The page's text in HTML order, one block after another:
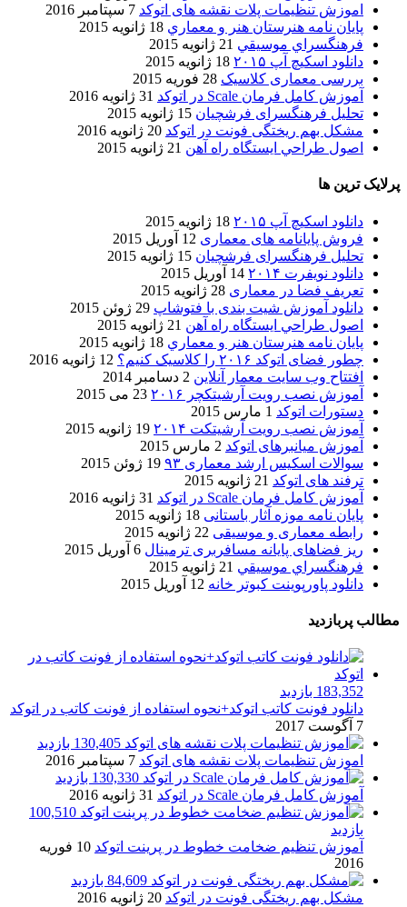
اموزش تنظیمات پلات نقشه های اتوکد 7 سپتامبر 2016
پایان نامه هنرستان هنر و معماري 18 ژانویه 2015
فرهنگسراي موسيقي 21 ژانویه 2015
دانلود اسکیچ آپ ۲۰۱۵
18 ژانویه 2015
بررسی معماری کلاسیک 28 فوریه 2015
آموزش کامل فرمان Scale در اتوکد
31 ژانویه 2016
تحلیل فرهنگسرای فرشچیان 15 ژانویه 2015
مشکل بهم ریختگی فونت در اتوکد 20 ژانویه 2016
اصول طراحي ایستگاه راه آهن 21 ژانویه 2015
پرلایک ترین ها
دانلود اسکیچ آپ ۲۰۱۵
18 ژانویه 2015
فروش پایانامه های معماری 12 آوریل 2015
تحلیل فرهنگسرای فرشچیان 15 ژانویه 2015
دانلود نویفرت ۲۰۱۴
14 آوریل 2015
تعریف فضا در معماری 28 ژانویه 2015
دانلود آموزش شیت بندی با فتوشاپ 29 ژوئن 2015
اصول طراحي ایستگاه راه آهن 21 ژانویه 2015
پایان نامه هنرستان هنر و معماري 18 ژانویه 2015
چطور فضای اتوکد ۲۰۱۶ را کلاسیک کنیم؟
12 ژانویه 2016
افتتاح وب سایت معمار آنلاین 2 دسامبر 2014
آموزش نصب رویت آرشیتکچر ۲۰۱۶
23 می 2015
دستورات اتوکد 1 مارس 2015
آموزش نصب رویت آرشیتکت ۲۰۱۴
19 ژانویه 2015
آموزش میانبرهای اتوکد 2 مارس 2015
سوالات اسکیس ارشد معماری ۹۳
19 ژوئن 2015
ترفند های اتوکد 21 ژانویه 2015
آموزش کامل فرمان Scale در اتوکد
31 ژانویه 2016
پایان نامه موزه آثار باستانی 18 ژانویه 2015
رابطه معماری و موسیقی 22 ژانویه 2015
ریز فضاهای پایانه مسافربری ترمینال 6 آوریل 2015
فرهنگسراي موسيقي 21 ژانویه 2015
دانلود پاورپوینت کبوتر خانه 12 آوریل 2015
مطالب پربازدید
183,352 بازدید
دانلود فونت کاتب اتوکد+نحوه استفاده از فونت کاتب در اتوکد
7 آگوست 2017
130,405 بازدید
اموزش تنظیمات پلات نقشه های اتوکد 7 سپتامبر 2016
130,330 بازدید
آموزش کامل فرمان Scale در اتوکد
31 ژانویه 2016
100,510
بازدید
آموزش تنظیم ضخامت خطوط در پرینت اتوکد
10 فوریه
2016
84,609 بازدید
مشکل بهم ریختگی فونت در اتوکد 20 ژانویه 2016